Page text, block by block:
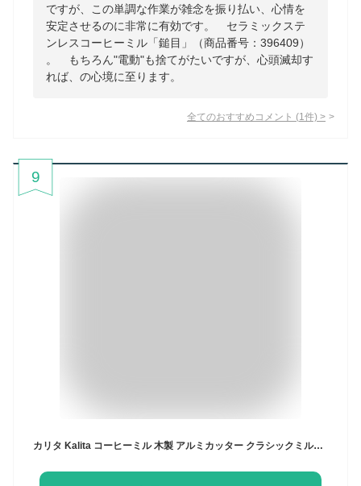
ですが、この単調な作業が雑念を振り払い、心情を
安定させるのに非常に有効です。 セラミックステ
ンレスコーヒーミル「鎚目」（商品番号：396409）
。 もちろん"電動"も捨てがたいですが、心頭滅却す
れば、の心境に至ります。
全てのおすすめコメント (1 件) >
9
カリタ Kalita コーヒーミル 木製 アルミカッター クラシックミルNA ナチュラル 粗さ調整可能 手挽きコーヒーミル #42201 グラインダー ハンドミル 手動 コーヒー初心者 小型 持ち運び 登山 カフェ インテリア レトロ 昭和 北欧 おしゃれ キャンプ アウトドア 喫茶店 ア